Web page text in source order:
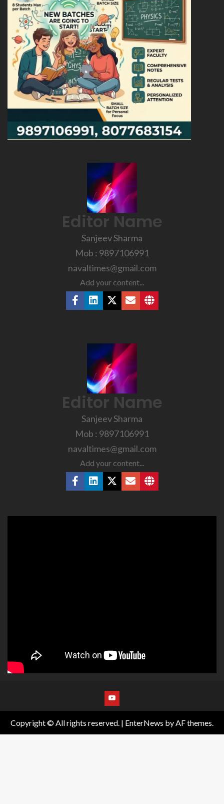
Editor Name
Sanjeev Sharma
Mob : 9897106991
navaltimes@gmail.com
Add your content...
Editor Name
Sanjeev Sharma
Mob : 9897106991
navaltimes@gmail.com
Add your content...
Copyright © All rights reserved. | EnterNews by AF themes.